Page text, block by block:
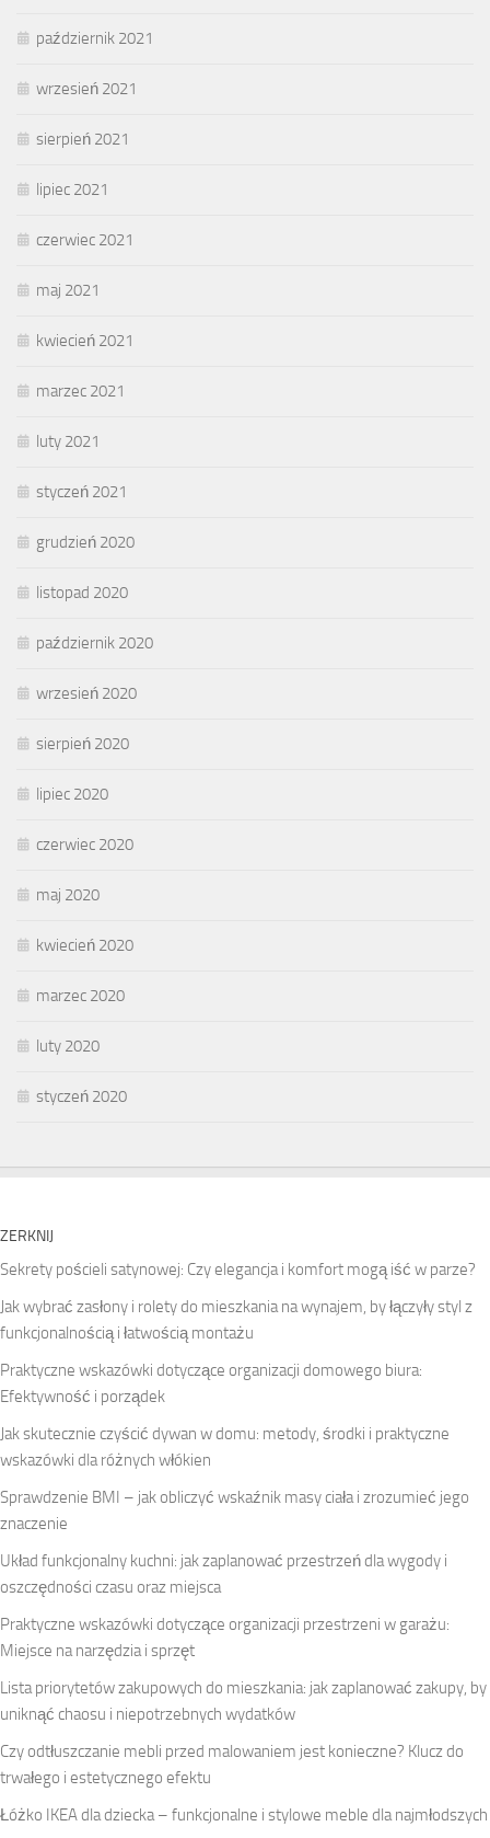
październik 2021
wrzesień 2021
sierpień 2021
lipiec 2021
czerwiec 2021
maj 2021
kwiecień 2021
marzec 2021
luty 2021
styczeń 2021
grudzień 2020
listopad 2020
październik 2020
wrzesień 2020
sierpień 2020
lipiec 2020
czerwiec 2020
maj 2020
kwiecień 2020
marzec 2020
luty 2020
styczeń 2020
ZERKNIJ
Sekrety pościeli satynowej: Czy elegancja i komfort mogą iść w parze?
Jak wybrać zasłony i rolety do mieszkania na wynajem, by łączyły styl z
funkcjonalnością i łatwością montażu
Praktyczne wskazówki dotyczące organizacji domowego biura:
Efektywność i porządek
Jak skutecznie czyścić dywan w domu: metody, środki i praktyczne
wskazówki dla różnych włókien
Sprawdzenie BMI – jak obliczyć wskaźnik masy ciała i zrozumieć jego
znaczenie
Układ funkcjonalny kuchni: jak zaplanować przestrzeń dla wygody i
oszczędności czasu oraz miejsca
Praktyczne wskazówki dotyczące organizacji przestrzeni w garażu:
Miejsce na narzędzia i sprzęt
Lista priorytetów zakupowych do mieszkania: jak zaplanować zakupy, by
uniknąć chaosu i niepotrzebnych wydatków
Czy odtłuszczanie mebli przed malowaniem jest konieczne? Klucz do
trwałego i estetycznego efektu
Łóżko IKEA dla dziecka – funkcjonalne i stylowe meble dla najmłodszych